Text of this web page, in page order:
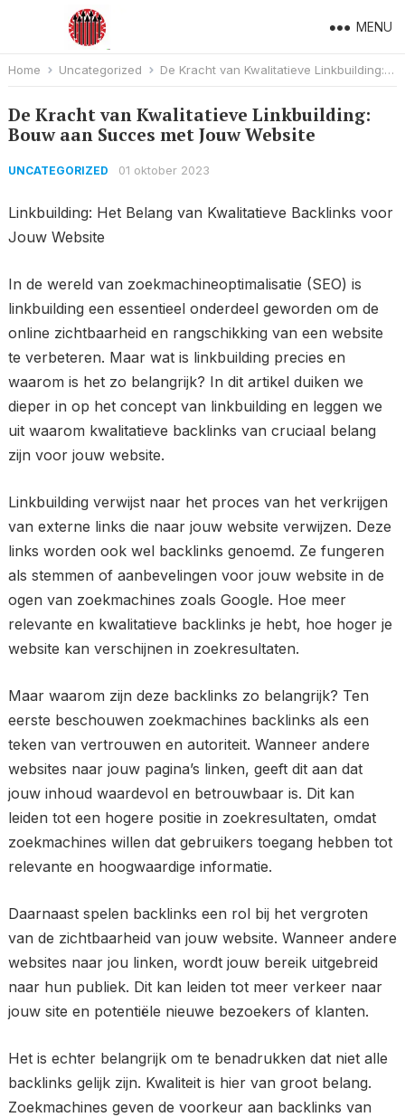
MENU
Home Uncategorized De Kracht van Kwalitatieve Linkbuilding: Bouw aan Succes met Jouw Website
De Kracht van Kwalitatieve Linkbuilding:
Bouw aan Succes met Jouw Website
UNCATEGORIZED 01 oktober 2023
Linkbuilding: Het Belang van Kwalitatieve Backlinks voor
Jouw Website
In de wereld van zoekmachineoptimalisatie (SEO) is
linkbuilding een essentieel onderdeel geworden om de
online zichtbaarheid en rangschikking van een website
te verbeteren. Maar wat is linkbuilding precies en
waarom is het zo belangrijk? In dit artikel duiken we
dieper in op het concept van linkbuilding en leggen we
uit waarom kwalitatieve backlinks van cruciaal belang
zijn voor jouw website.
Linkbuilding verwijst naar het proces van het verkrijgen
van externe links die naar jouw website verwijzen. Deze
links worden ook wel backlinks genoemd. Ze fungeren
als stemmen of aanbevelingen voor jouw website in de
ogen van zoekmachines zoals Google. Hoe meer
relevante en kwalitatieve backlinks je hebt, hoe hoger je
website kan verschijnen in zoekresultaten.
Maar waarom zijn deze backlinks zo belangrijk? Ten
eerste beschouwen zoekmachines backlinks als een
teken van vertrouwen en autoriteit. Wanneer andere
websites naar jouw pagina’s linken, geeft dit aan dat
jouw inhoud waardevol en betrouwbaar is. Dit kan
leiden tot een hogere positie in zoekresultaten, omdat
zoekmachines willen dat gebruikers toegang hebben tot
relevante en hoogwaardige informatie.
Daarnaast spelen backlinks een rol bij het vergroten
van de zichtbaarheid van jouw website. Wanneer andere
websites naar jou linken, wordt jouw bereik uitgebreid
naar hun publiek. Dit kan leiden tot meer verkeer naar
jouw site en potentiële nieuwe bezoekers of klanten.
Het is echter belangrijk om te benadrukken dat niet alle
backlinks gelijk zijn. Kwaliteit is hier van groot belang.
Zoekmachines geven de voorkeur aan backlinks van